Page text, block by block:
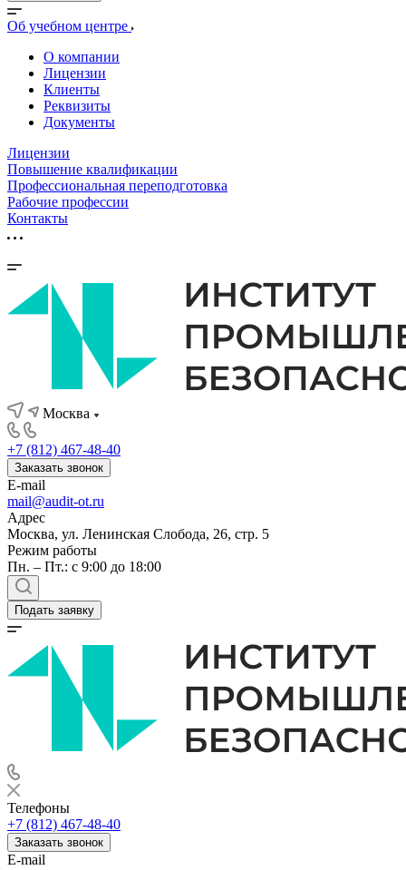
Об учебном центре
О компании
Лицензии
Клиенты
Реквизиты
Документы
Лицензии
Повышение квалификации
Профессиональная переподготовка
Рабочие профессии
Контакты
Москва
+7 (812) 467-48-40
Заказать звонок
E-mail
mail@audit-ot.ru
Адрес
Москва, ул. Ленинская Слобода, 26, стр. 5
Режим работы
Пн. – Пт.: с 9:00 до 18:00
Подать заявку
Телефоны
+7 (812) 467-48-40
Заказать звонок
E-mail